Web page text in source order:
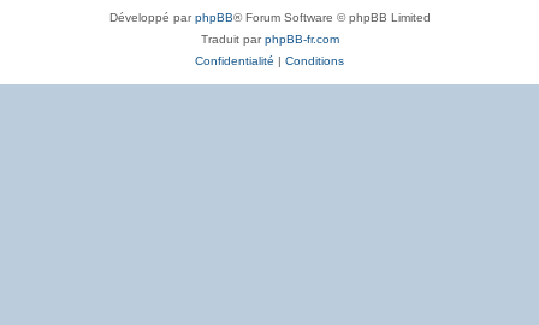
Développé parphpBB® Forum Software © phpBB Limited
Traduit parphpBB-fr.com
Confidentialité | Conditions